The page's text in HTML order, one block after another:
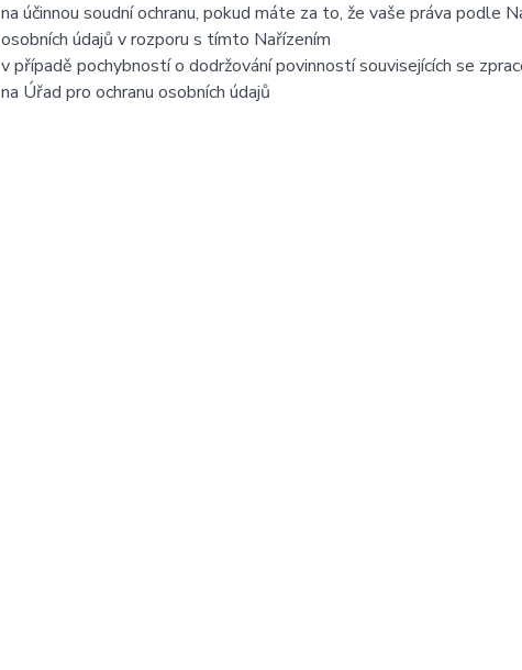
na účinnou soudní ochranu, pokud máte za to, že vaše práva podle
osobních údajů v rozporu s tímto Nařízením
v případě pochybností o dodržování povinností souvisejících se
na Úřad pro ochranu osobních údajů